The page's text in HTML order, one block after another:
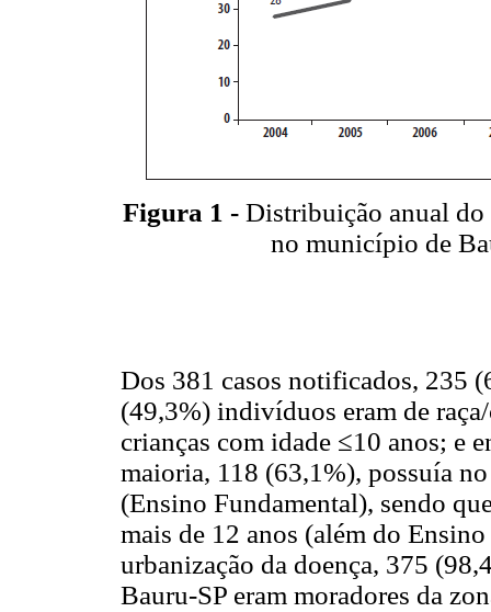
Figura 1 - Distribuição anual do
no município de
Dos 381 casos notificados, 235
(49,3%) indivíduos eram de
crianças com idade ≤10 anos; e
maioria, 118 (63,1%), possuía
(Ensino Fundamental), sendo
mais de 12 anos (além do
urbanização da doença, 375
Bauru-SP eram moradores da